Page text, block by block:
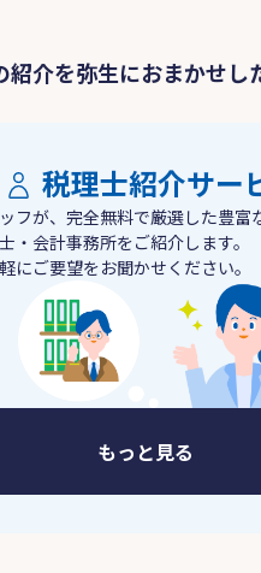
紹介を弥生におまかせし
税理士紹介サー
フが、完全無料で厳選した豊富
・会計事務所をご紹介します。
にご要望をお聞かせください。
もっと見る